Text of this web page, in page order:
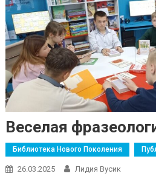
Веселая
Библиотека Нового Поколения
26.03.2025 Лидия Вусик